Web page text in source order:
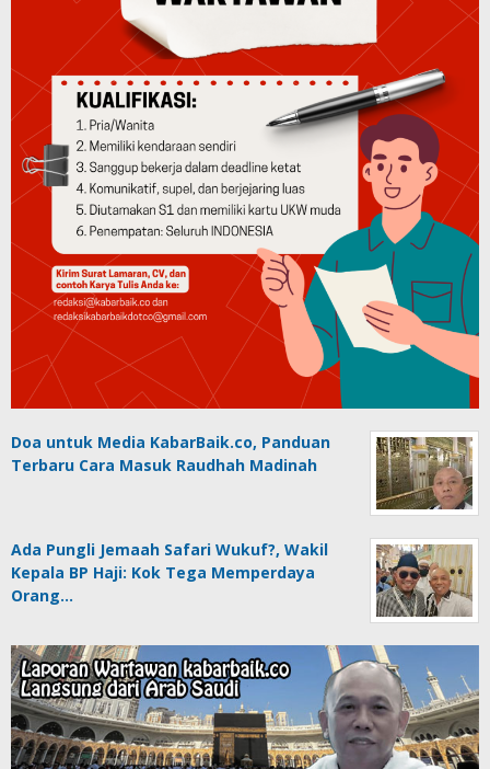
Doa untuk Media KabarBaik.co, Panduan
Terbaru Cara Masuk Raudhah Madinah
Ada Pungli Jemaah Safari Wukuf?, Wakil
Kepala BP Haji: Kok Tega Memperdaya
Orang…